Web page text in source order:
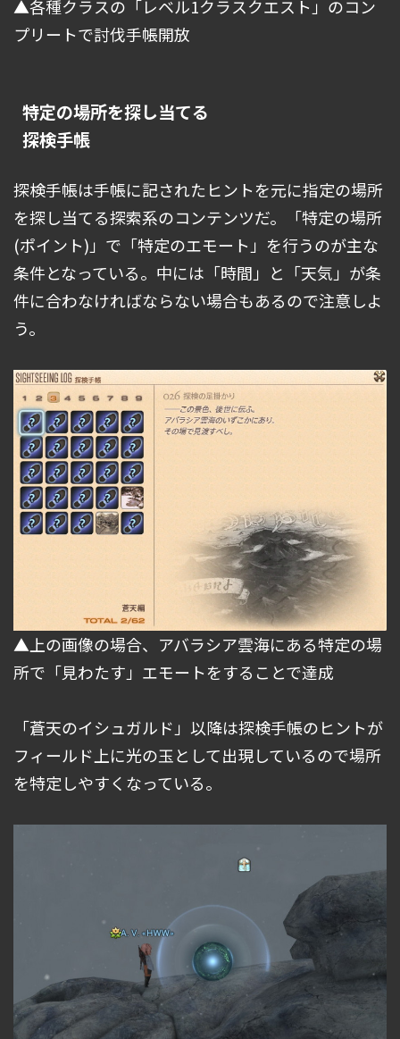
▲各種クラスの「レベル1クラスクエスト」のコン
プリートで討伐手帳開放
特定の場所を探し当てる
探検手帳
探検手帳は手帳に記されたヒントを元に指定の場所
を探し当てる探索系のコンテンツだ。「特定の場所
(ポイント)」で「特定のエモート」を行うのが主な
条件となっている。中には「時間」と「天気」が条
件に合わなければならない場合もあるので注意しよ
う。
▲上の画像の場合、アバラシア雲海にある特定の場
所で「見わたす」エモートをすることで達成
「蒼天のイシュガルド」以降は探検手帳のヒントが
フィールド上に光の玉として出現しているので場所
を特定しやすくなっている。